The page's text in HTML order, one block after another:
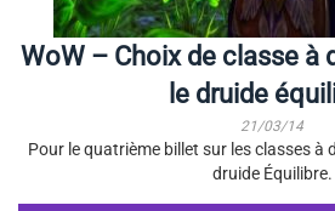
WoW – Choix de classe à
le druide
21/03/14
Pour le quatrième billet sur les classes à
druide Équilibre.